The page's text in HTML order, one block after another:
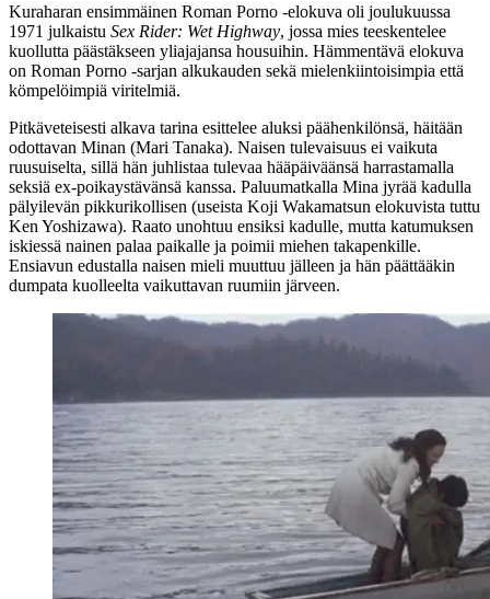
Kuraharan ensimmäinen Roman Porno ‑elokuva oli joulukuussa
1971 julkaistu Sex Rider: Wet Highway, jossa mies teeskentelee
kuollutta päästäkseen yliajajansa housuihin. Hämmentävä elokuva
on Roman Porno ‑sarjan alkukauden sekä mielenkiintoisimpia että
kömpelöimpiä viritelmiä.
Pitkäveteisesti alkava tarina esittelee aluksi päähenkilönsä, häitään
odottavan Minan (Mari Tanaka). Naisen tulevaisuus ei vaikuta
ruusuiselta, sillä hän juhlistaa tulevaa hääpäiväänsä harrastamalla
seksiä ex‑poikaystävänsä kanssa. Paluumatkalla Mina jyrää kadulla
pälyilevän pikkurikollisen (useista Koji Wakamatsun elokuvista tuttu
Ken Yoshizawa). Raato unohtuu ensiksi kadulle, mutta katumuksen
iskiessä nainen palaa paikalle ja poimii miehen takapenkille.
Ensiavun edustalla naisen mieli muuttuu jälleen ja hän päättääkin
dumpata kuolleelta vaikuttavan ruumiin järveen.